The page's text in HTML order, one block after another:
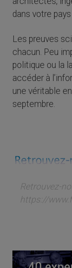
dans votre
Les preuves
chacun. Peu
politique ou la
accéder à
une véritable
septembre.
Retrouvez-
https://